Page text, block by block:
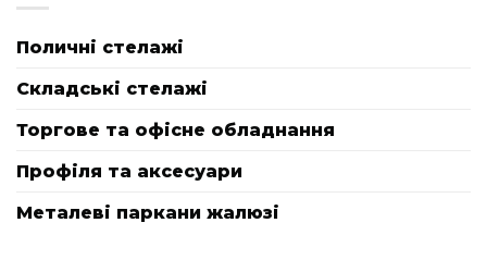
Поличні стелажі
Складські стелажі
Торгове та офісне обладнання
Профіля та аксесуари
Металеві паркани жалюзі